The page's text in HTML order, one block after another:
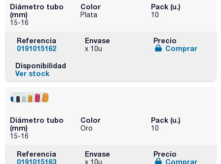
Diámetro tubo
(mm)
15-16
Color
Plata
Pack (u.)
10
Referencia
0191015162
Envase
x 10u
Precio
Comprar
Disponibilidad
Ver stock
Diámetro tubo
(mm)
15-16
Color
Oro
Pack (u.)
10
Referencia
0191015163
Envase
x 10u
Precio
Comprar